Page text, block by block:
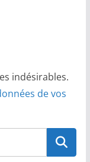
indésirables.
de vos